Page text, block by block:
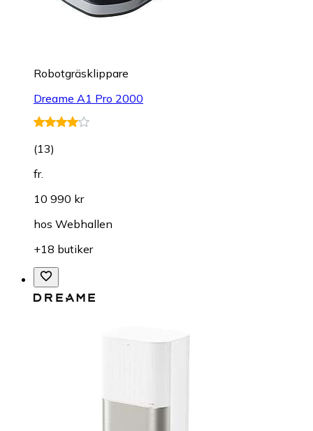
Robotgräsklippare
Dreame A1 Pro 2000
(13)
fr.
10 990 kr
hos Webhallen
+18 butiker